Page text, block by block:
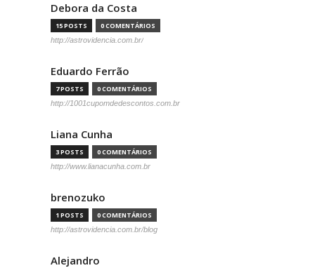
Debora da Costa
15 POSTS 0 COMENTÁRIOS
http://astrovidencia.com.br/
Eduardo Ferrão
7 POSTS 0 COMENTÁRIOS
http://1001cupomdedescontos.com.br
Liana Cunha
3 POSTS 0 COMENTÁRIOS
http://www.lianacunha.com.br
brenozuko
1 POSTS 0 COMENTÁRIOS
http://astrovidencia.com.br/blog
Alejandro